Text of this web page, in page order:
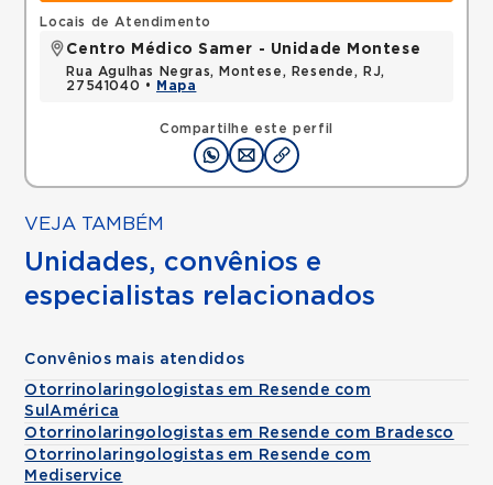
Compartilhe este perfil
Locais de Atendimento
Centro Médico Samer - Unidade Montese
Rua Agulhas Negras, Montese, Resende, RJ,
27541040 •
Mapa
VEJA TAMBÉM
Unidades, convênios e
especialistas relacionados
Convênios mais atendidos
Otorrinolaringologistas em Resende com
SulAmérica
Otorrinolaringologistas em Resende com Bradesco
Otorrinolaringologistas em Resende com
Mediservice